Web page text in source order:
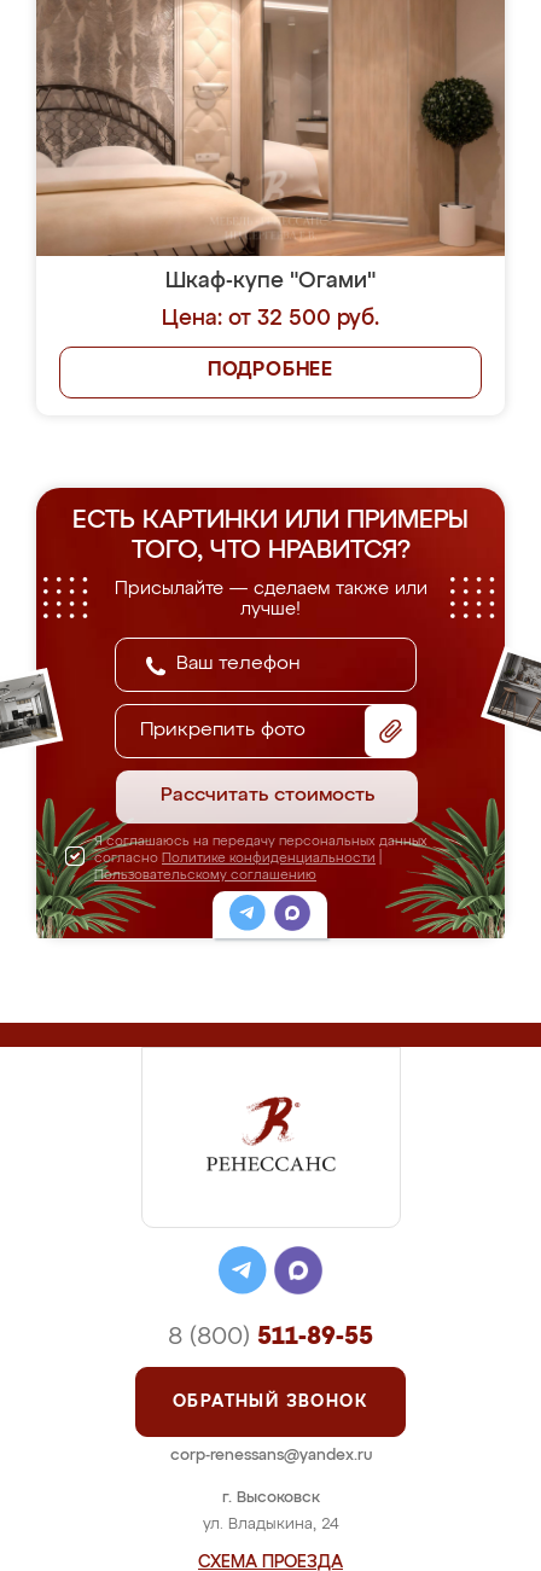
Шкаф-купе "Огами"
Цена: от 32 500 руб.
ПОДРОБНЕЕ
ЕСТЬ КАРТИНКИ ИЛИ ПРИМЕРЫ
ТОГО, ЧТО НРАВИТСЯ?
Присылайте — сделаем также или
лучше!
Прикрепить фото
Рассчитать стоимость
Я соглашаюсь на передачу персональных данных
согласно Политике конфиденциальности
Пользовательскому соглашению
г. Высоковск
ул. Владыкина, 24
СХЕМА ПРОЕЗДА
8 (800) 511-89-55
ОБРАТНЫЙ ЗВОНОК
corp-renessans@yandex.ru